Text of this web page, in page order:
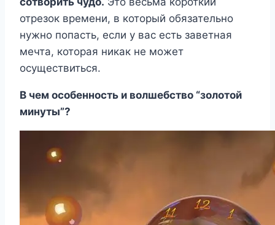
отрезок времени, в который обязательно
нужно попасть, если у вас есть заветная
мечта, которая никак не может
осуществиться.
В чем особенность и волшебство “золотой
минуты”?